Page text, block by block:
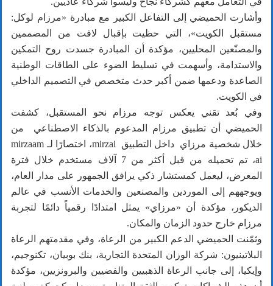
وأشارت الحميضي إلى التفاعل الكبير مع مبادرة «مرزام لوكل:
مستقبل الكويت»، التي حظيت بإقبال لافت من المصممين
والمصنّعين المحليين، مؤكدة أن المبادرة جسدت روح التمكين
والاستدامة، وأسهمت في تسليط الضوء على الطاقات الوطنية
الصاعدة ودعمها ضمن أكبر حدث متخصص في التصميم الداخلي
في الكويت.
وفي بُعد تقني يعكس توجه مرزام نحو المستقبل، كشفت
الحميضي أن تطبيق مرزام المدعوم بالذكاء الاصطناعي من
خلال شخصية مرزاي داخل التطبيق mirzai، اختصارًا لـ mirzaam
ai، تم تحميله من قبل أكثر من 7 آلاف مستخدم خلال فترة
المعرض، ليعمل كمستشار ذكي يرافق الجمهور على مدار العام،
ويوجههم إلى الموردين والمصنعين والخدمات الأنسب في عالم
الديكور، مؤكدة أن «مرزاي» يمثل امتدادًا رقمياً دائمًا لتجربة
مرزام خارج حدود الزمان والمكان.
وثمّنت الحميضي الدعم الكبير من الرعاة، وفي مقدمتهم الرعاة
البلاتينيون: شركة الوزان المتحدة التجارية، بنك بوبيان، تكنوجيم،
وإيكيا، إلى جانب الرعاة الذهبيين والفضيين والبرونزيين، مؤكدة